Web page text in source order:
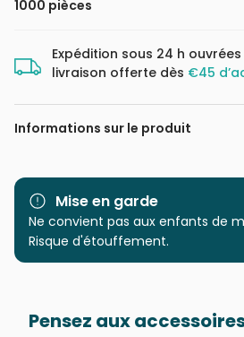
1000 pièces
Expédition sous 24 h
livraison offerte dès €45
Informations sur le produit
Marque Art
Catégorie
Age
Provenance
Mise en garde
Ne convient pas aux enfants de
Risque d'étouffement.
Pensez aux